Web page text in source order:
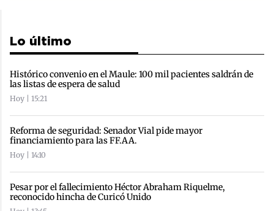
Lo último
Histórico convenio en el Maule: 100 mil pacientes saldrán de
las listas de espera de salud
Hoy | 15:21
Reforma de seguridad: Senador Vial pide mayor
financiamiento para las FF.AA.
Hoy | 14:10
Pesar por el fallecimiento Héctor Abraham Riquelme,
reconocido hincha de Curicó Unido